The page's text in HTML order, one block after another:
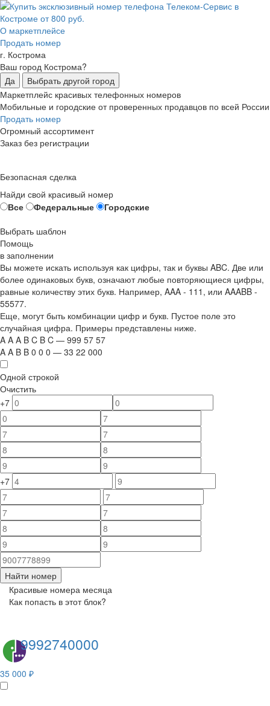
О маркетплейсе
Продать номер
г. Кострома
Ваш город Кострома?
Да
Выбрать другой город
Маркетплейс красивых телефонных номеров
Мобильные и городские от проверенных продавцов по всей России
Продать номер
Огромный ассортимент
Заказ без регистрации
Безопасная сделка
Найди свой красивый номер
Все
Федеральные
Городские
Выбрать шаблон
Помощь
в заполнении
Вы можете искать используя как цифры, так и буквы ABC. Две или
более одинаковых букв, означают любые повторяющиеся цифры,
равные количеству этих букв. Например, AAA - 111 , или AAABB -
55577.
Еще, могут быть комбинации цифр и букв. Пустое поле это
случайная цифра. Примеры представлены ниже.
A A A B C B C — 999 57 57
A A B B 0 0 0 — 33 22 000
Одной строкой
Очистить
+7
+7
Найти номер
Красивые номера месяца
Как попасть в этот блок?
9992740000
35 000 ₽